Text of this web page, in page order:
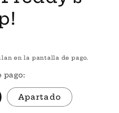
en la pantalla de pago.
pago:
Apartado